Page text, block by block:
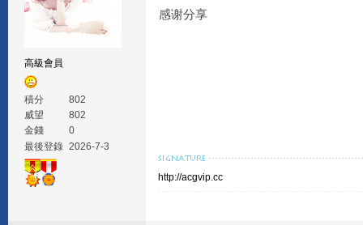
高級會員
積分
802
威望
802
金錢
0
最後登錄 2026-7-3
感谢分享
http://acgvip.cc